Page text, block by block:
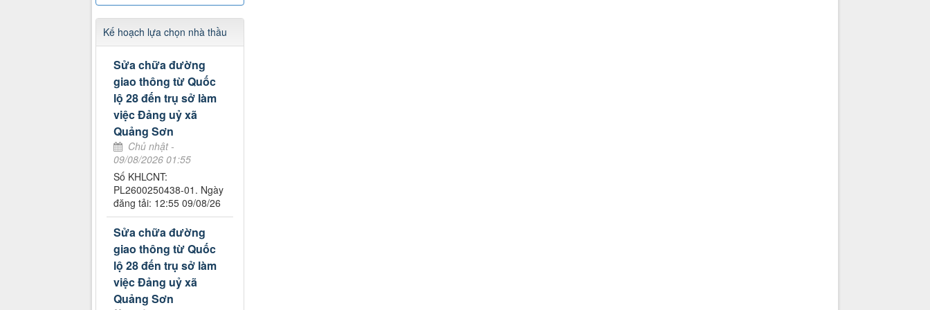
Kế hoạch lựa chọn nhà thầu
Sửa chữa đường
giao thông từ Quốc
lộ 28 đến trụ sở làm
việc Đảng uỷ xã
Quảng Sơn
Chủ nhật -
09/08/2026 01:55
Số KHLCNT:
PL2600250438-01. Ngày
đăng tải: 12:55 09/08/26
Sửa chữa đường
giao thông từ Quốc
lộ 28 đến trụ sở làm
việc Đảng uỷ xã
Quảng Sơn